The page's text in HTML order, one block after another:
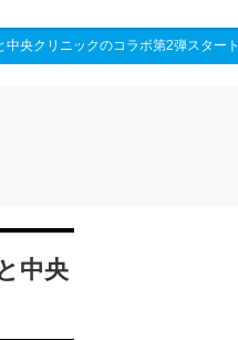
央クリニックのコラボ第2弾スタート
中央